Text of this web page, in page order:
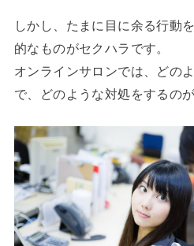
しかし、たまに目に余る行動
的なものがセクハラです。
オンラインサロンでは、どの
で、どのような対処をするの